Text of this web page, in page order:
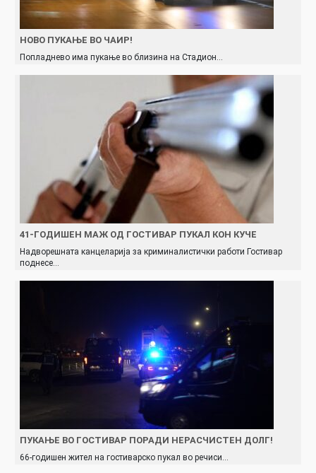
НОВО ПУКАЊЕ ВО ЧАИР!
Попладнево има пукање во близина на Стадион…
41-ГОДИШЕН МАЖ ОД ГОСТИВАР ПУКАЛ КОН КУЧЕ
Надворешната канцеларија за криминалистички работи Гостивар
поднесе…
ПУКАЊЕ ВО ГОСТИВАР ПОРАДИ НЕРАСЧИСТЕН ДОЛГ!
66-годишен жител на гостиварско пукал во речиси…